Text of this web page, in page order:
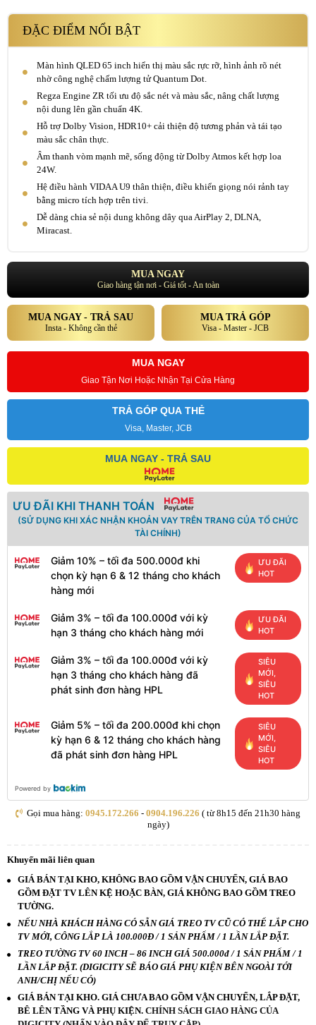
ĐẶC ĐIỂM NỔI BẬT
Màn hình QLED 65 inch hiển thị màu sắc rực rỡ, hình ảnh rõ nét
nhờ công nghệ chấm lượng tử Quantum Dot.
Regza Engine ZR tối ưu độ sắc nét và màu sắc, nâng chất lượng
nội dung lên gần chuẩn 4K.
Hỗ trợ Dolby Vision, HDR10+ cải thiện độ tương phản và tái tạo
màu sắc chân thực.
Âm thanh vòm mạnh mẽ, sống động từ Dolby Atmos kết hợp loa
24W.
Hệ điều hành VIDAA U9 thân thiện, điều khiển giọng nói rảnh tay
bằng micro tích hợp trên tivi.
Dễ dàng chia sẻ nội dung không dây qua AirPlay 2, DLNA,
Miracast.
MUA NGAY
Giao hàng tận nơi - Giá tốt - An toàn
MUA NGAY - TRẢ SAU
Insta - Không cần thẻ
MUA TRẢ GÓP
Visa - Master - JCB
MUA NGAY
Giao Tận Nơi Hoặc Nhận Tại Cửa Hàng
TRẢ GÓP QUA THẺ
Visa, Master, JCB
MUA NGAY - TRẢ SAU
ƯU ĐÃI KHI THANH TOÁN
(SỬ DỤNG KHI XÁC NHẬN KHOẢN VAY TRÊN TRANG CỦA TỔ CHỨC
TÀI CHÍNH)
Giảm 10% – tối đa 500.000đ khi
chọn kỳ hạn 6 & 12 tháng cho khách
hàng mới
ƯU ĐÃI
HOT
Giảm 3% – tối đa 100.000đ với kỳ
hạn 3 tháng cho khách hàng mới
ƯU ĐÃI
HOT
Giảm 3% – tối đa 100.000đ với kỳ
hạn 3 tháng cho khách hàng đã
phát sinh đơn hàng HPL
SIÊU
MỚI,
SIÊU
HOT
Giảm 5% – tối đa 200.000đ khi chọn
kỳ hạn 6 & 12 tháng cho khách hàng
đã phát sinh đơn hàng HPL
SIÊU
MỚI,
SIÊU
HOT
Powered by
Gọi mua hàng: 0945.172.266 - 0904.196.226 ( từ 8h15 đến 21h30 hàng
ngày)
Khuyến mãi liên quan
GIÁ BÁN TẠI KHO, KHÔNG BAO GỒM VẬN CHUYỂN, GIÁ BAO
GỒM ĐẶT TV LÊN KỆ HOẶC BÀN, GIÁ KHÔNG BAO GỒM TREO
TƯỜNG.
NẾU NHÀ KHÁCH HÀNG CÓ SẴN GIÁ TREO TV CŨ CÓ THỂ LẮP CHO
TV MỚI, CÔNG LẮP LÀ 100.000Đ / 1 SẢN PHẨM / 1 LẦN LẮP ĐẶT.
TREO TƯỜNG TV 60 INCH – 86 INCH GIÁ 500.000đ / 1 SẢN PHẨM / 1
LẦN LẮP ĐẶT. (DIGICITY SẼ BÁO GIÁ PHỤ KIỆN BÊN NGOÀI TỚI
ANH/CHỊ NẾU CÓ)
GIÁ BÁN TẠI KHO. GIÁ CHƯA BAO GỒM VẬN CHUYỂN, LẮP ĐẶT,
BÊ LÊN TẦNG VÀ PHỤ KIỆN. CHÍNH SÁCH GIAO HÀNG CỦA